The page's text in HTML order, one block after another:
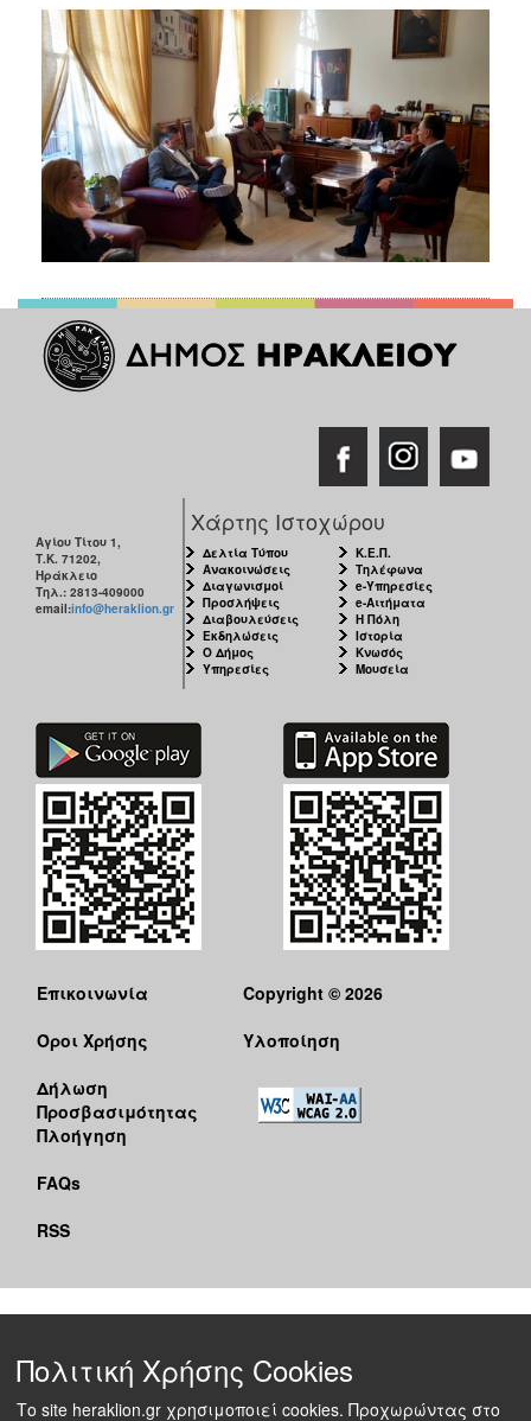
Αγίου Τίτου 1,
Τ.Κ. 71202,
Ηράκλειο
Τηλ.: 2813-409000
email:info@heraklion.gr
Χάρτης Ιστοχώρου
Δελτία Τύπου
Ανακοινώσεις
Διαγωνισμοί
Προσλήψεις
Διαβουλεύσεις
Εκδηλώσεις
Ο Δήμος
Υπηρεσίες
Κ.Ε.Π.
Τηλέφωνα
e-Υπηρεσίες
e-Αιτήματα
Η Πόλη
Ιστορία
Κνωσός
Μουσεία
Επικοινωνία
Όροι Χρήσης
Δήλωση
Προσβασιμότητας
Πλοήγηση
FAQs
RSS
Copyright © 2026
Υλοποίηση
Πολιτική Χρήσης Cookies
Το site heraklion.gr χρησιμοποιεί cookies. Προχωρώντας στο